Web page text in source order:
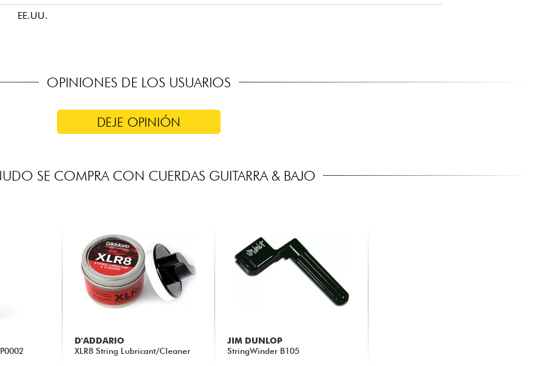
EE.UU.
OPINIONES DE LOS USUARIOS
DEJE OPINIÓN
SE COMPRA CON CUERDAS GUITARRA & BAJO
D'ADDARIO
XLR8 String Lubricant/Cleaner
JIM DUNLOP
StringWinder B105